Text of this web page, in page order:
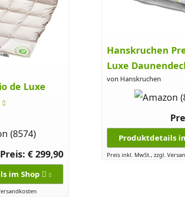
de Luxe
Preis: € 299,90
im Shop
Hanskruchen
Luxe
von Hanskruchen
Produktdetails
Preis inkl. MwSt., zzgl.